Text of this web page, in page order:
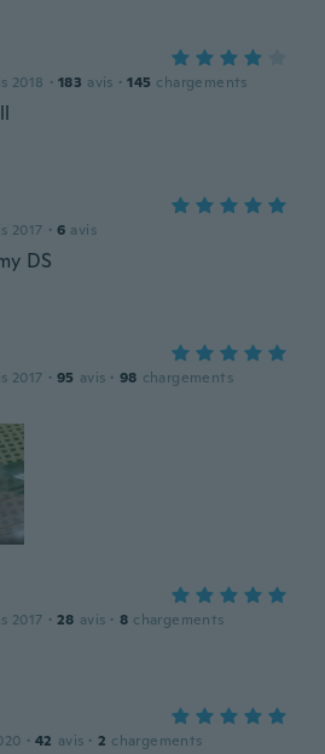
2018 · 183 avis · 145 chargements
2017 · 6 avis
DS
2017 · 95 avis · 98 chargements
2017 · 28 avis · 8 chargements
· 42 avis · 2 chargements